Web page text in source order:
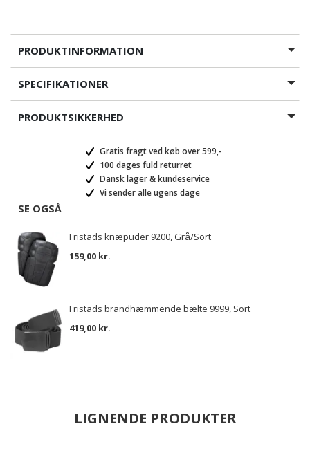
PRODUKTINFORMATION
SPECIFIKATIONER
PRODUKTSIKKERHED
Gratis fragt ved køb over 599,-
100 dages fuld returret
Dansk lager & kundeservice
Vi sender alle ugens dage
SE OGSÅ
Fristads knæpuder 9200, Grå/Sort
159,00 kr.
Fristads brandhæmmende bælte 9999, Sort
419,00 kr.
LIGNENDE PRODUKTER